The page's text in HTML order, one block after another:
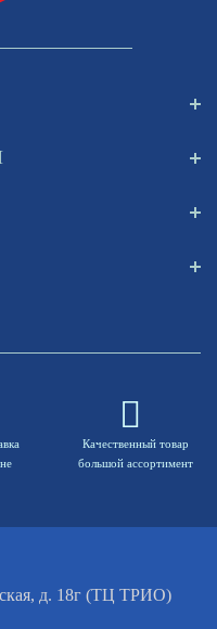
Качественный товар
большой ассортимент
д. 18г (ТЦ ТРИО)